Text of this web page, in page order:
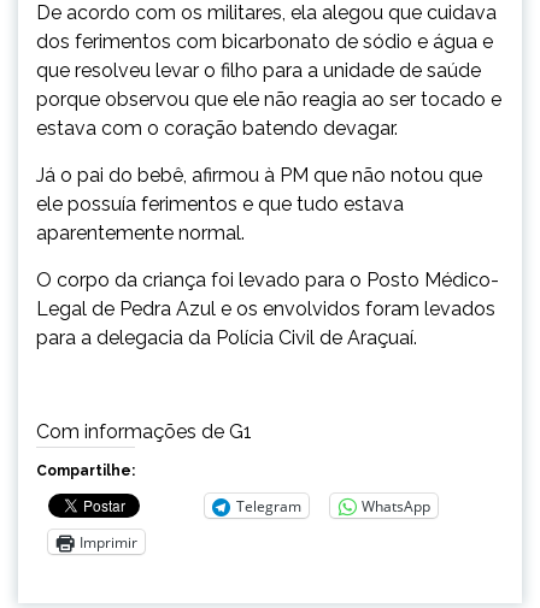
De acordo com os militares, ela alegou que cuidava
dos ferimentos com bicarbonato de sódio e água e
que resolveu levar o filho para a unidade de saúde
porque observou que ele não reagia ao ser tocado e
estava com o coração batendo devagar.
Já o pai do bebê, afirmou à PM que não notou que
ele possuía ferimentos e que tudo estava
aparentemente normal.
O corpo da criança foi levado para o Posto Médico-
Legal de Pedra Azul e os envolvidos foram levados
para a delegacia da Polícia Civil de Araçuaí.
Com informações de G1
Compartilhe:
Telegram
WhatsApp
Imprimir